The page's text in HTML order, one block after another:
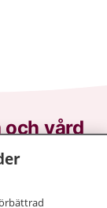
vård
om
kontakta.
dina